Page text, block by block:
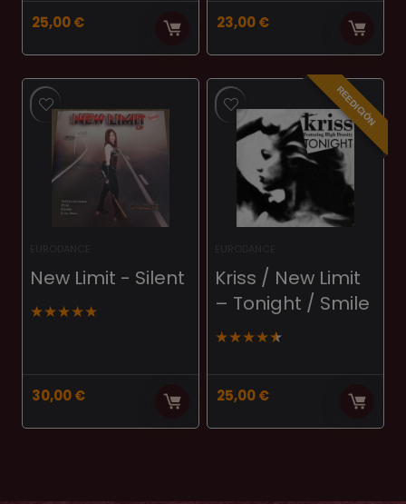
25,00€ 23,00€
New Limit ‎- Silent
★★★★★
30,00€
REEDICIÓN
Kriss / New Limit
– Tonight / Smile
★★★★★
25,00€